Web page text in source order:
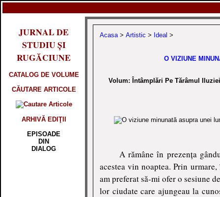
JURNAL DE
STUDIU ȘI
RUGĂCIUNE
CATALOG DE VOLUME
CĂUTARE ARTICOLE
ARHIVĂ EDIŢII
EPISOADE
DIN
DIALOG
Acasa > Artistic > Ideal >
O VIZIUNE
Volum: Întâmplări Pe Tărâmul
A rămâne în prezența
acestea vin noaptea. Prin
am preferat să-mi ofer o sesiune
lor ciudate care ajungeau la